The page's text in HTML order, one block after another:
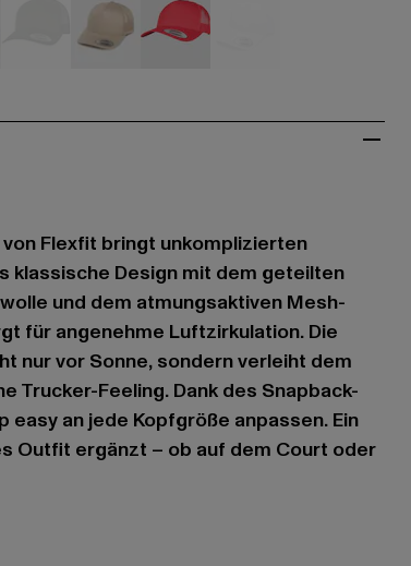
Flexfit bringt unkomplizierten
klassische Design mit dem geteilten
und dem atmungsaktiven Mesh-
für angenehme Luftzirkulation. Die
nur vor Sonne, sondern verleiht dem
Trucker-Feeling. Dank des Snapback-
easy an jede Kopfgröße anpassen. Ein
Outfit ergänzt – ob auf dem Court oder